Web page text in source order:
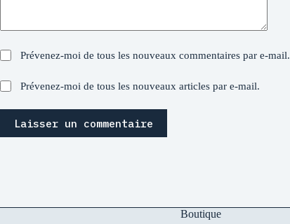
Prévenez-moi de tous les nouveaux commentaires par e-mail.
Prévenez-moi de tous les nouveaux articles par e-mail.
Laisser un commentaire
Boutique